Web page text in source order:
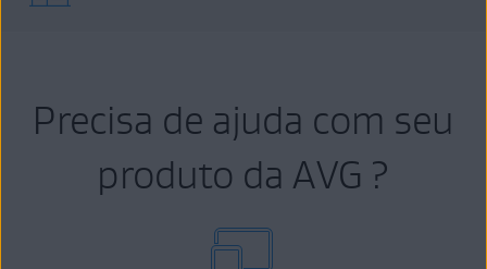
Precisa de ajuda com seu
produto da AVG ?